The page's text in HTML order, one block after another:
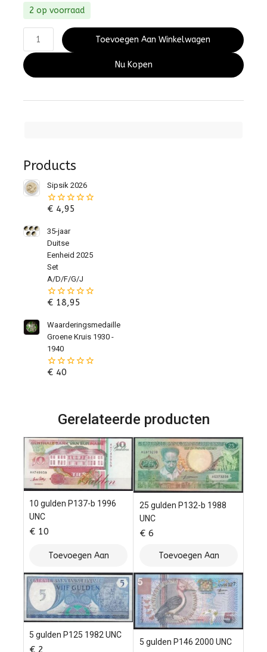
Products
Sipsik 2026
0
de
€4,95
35-jaar
Duitse
Eenheid 2025
Set
A/D/F/G/J
0
de
€18,95
Waarderingsmedaille
Groene Kruis 1930 -
1940
0
€40
2 op voorraad
Toevoegen Aan Winkelwagen
Nu Kopen
Gerelateerde producten
10 gulden P137-b 1996
UNC
€ 10
Toevoegen Aan
Winkelwagen
25 gulden P132-b 1988
UNC
€ 6
Toevoegen Aan
Winkelwagen
5 gulden P125 1982 UNC
€ 2
5 gulden P146 2000 UNC